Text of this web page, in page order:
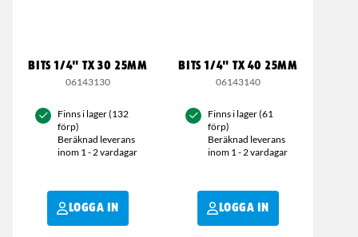
BITS 1/4" TX 30 25MM
06143130
Finns i lager (132
förp)
Beräknad leverans
inom 1 - 2 vardagar
LOGGA IN
BITS 1/4" TX 40 25MM
06143140
Finns i lager (61
förp)
Beräknad leverans
inom 1 - 2 vardagar
LOGGA IN